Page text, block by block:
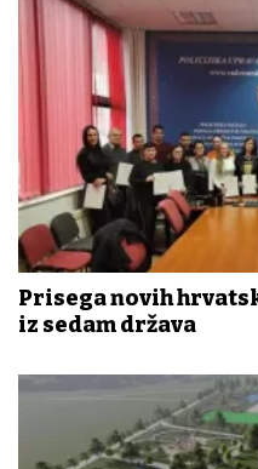
Prisega novih
iz sedam država